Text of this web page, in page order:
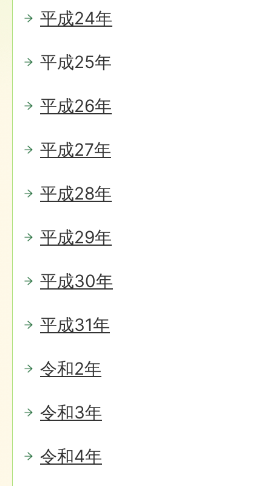
平成24年
平成25年
平成26年
平成27年
平成28年
平成29年
平成30年
平成31年
令和2年
令和3年
令和4年